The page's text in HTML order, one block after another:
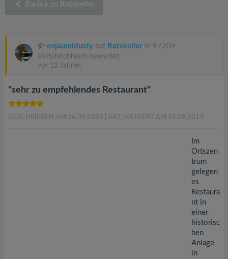
Zurück zu Ratskeller
enjaunddusty hat Ratskeller in 97209
Veitshöchheim bewertet.
vor 12 Jahren
"sehr zu empfehlendes Restaurant"
GESCHRIEBEN AM 26.09.2014 | AKTUALISIERT AM 26.09.2014
Im
Ortszen
trum
gelegen
es
Restaura
nt in
einer
historisc
hen
Anlage
in
a
t